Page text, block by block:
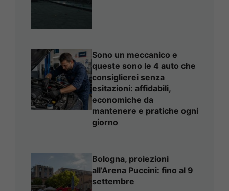
Sono un meccanico e
queste sono le 4 auto che
consiglierei senza
esitazioni: affidabili,
economiche da
mantenere e pratiche ogni
giorno
Bologna, proiezioni
all’Arena Puccini: fino al 9
settembre